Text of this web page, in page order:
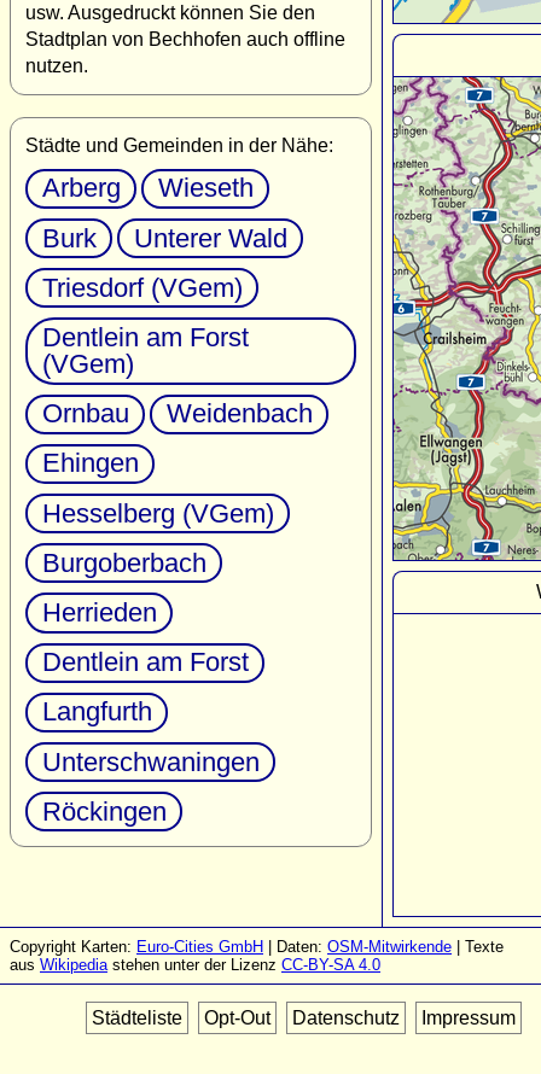
usw. Ausgedruckt können Sie den
Stadtplan von Bechhofen auch offline
nutzen.
Städte und Gemeinden in der Nähe:
Arberg
Wieseth
Burk
Unterer Wald
Triesdorf (VGem)
Dentlein am Forst
(VGem)
Ornbau
Weidenbach
Ehingen
Hesselberg (VGem)
Burgoberbach
Herrieden
Dentlein am Forst
Langfurth
Unterschwaningen
Röckingen
Copyright Karten: Euro-Cities GmbH | Daten: OSM-Mitwirkende | Texte
aus Wikipediastehen unter der Lizenz CC-BY-SA 4.0
Städteliste Opt-Out Datenschutz Impressum